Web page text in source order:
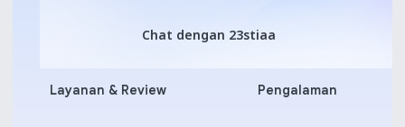
Chat dengan 23stiaa
Chat dengan 23stiaa
Layanan & Review Pengalaman